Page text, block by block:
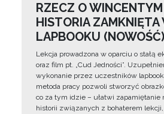
RZECZ O
HISTORIA ZAMKNIĘTA
LAPBOOKU (NOWOŚĆ)
Lekcja prowadzona w oparciu o stałą
oraz film pt. „Cud Jedności”.
wykonanie przez uczestników
metoda pracy pozwoli stworzyć
co za tym idzie – ułatwi zapamiętanie
historii związanych z bohaterem